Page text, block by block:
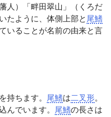
人）「畔田翠山」（くろだ
たように、体側上部と 尾鰭
いることが名前の由来と言
持ちます。 尾鰭は二叉形。
んでいます。
尾鰭の長さは